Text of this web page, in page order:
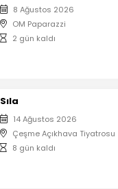
8 Ağustos 2026
OM Paparazzi
2 gün kaldı
Sıla
14 Ağustos 2026
Çeşme Açıkhava Tiyatrosu
8 gün kaldı